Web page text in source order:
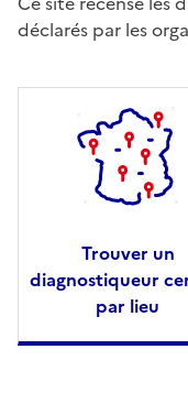
déclarés par les
Trouver un
diagnostiqueur
par lieu